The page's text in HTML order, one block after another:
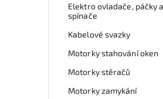
Elektro ovladače, páčky a
spínače
Kabelové svazky
Motorky stahování oken
Motorky stěračů
Motorky zamykání